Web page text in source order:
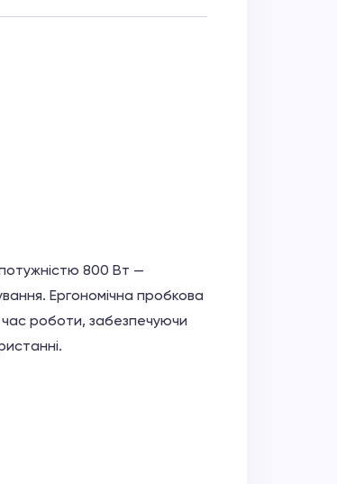
800 Вт —
Ергономічна пробкова
час роботи, забезпечуючи